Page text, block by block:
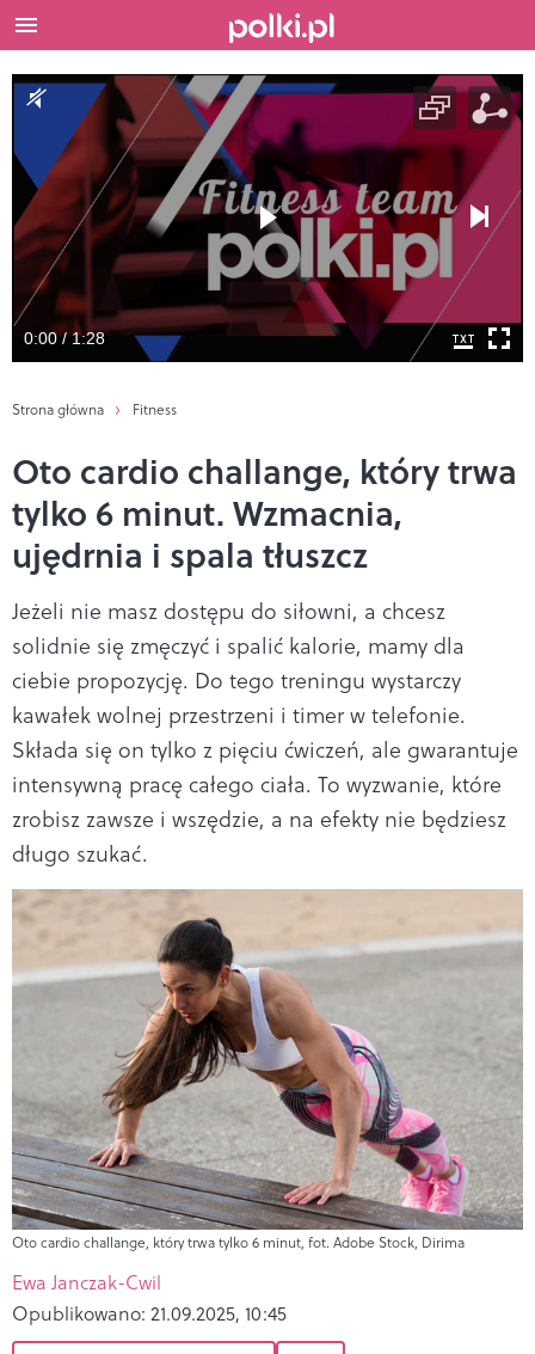
0:00 / 1:28
Strona główna Fitness
Oto cardio challange, który trwa
tylko 6 minut. Wzmacnia,
ujędrnia i spala tłuszcz
Jeżeli nie masz dostępu do siłowni, a chcesz
solidnie się zmęczyć i spalić kalorie, mamy dla
ciebie propozycję. Do tego treningu wystarczy
kawałek wolnej przestrzeni i timer w telefonie.
Składa się on tylko z pięciu ćwiczeń, ale gwarantuje
intensywną pracę całego ciała. To wyzwanie, które
zrobisz zawsze i wszędzie, a na efekty nie będziesz
długo szukać.
Oto cardio challange, który trwa tylko 6 minut, fot. Adobe Stock, Dirima
Ewa Janczak-Cwil
Opublikowano: 21.09.2025, 10:45